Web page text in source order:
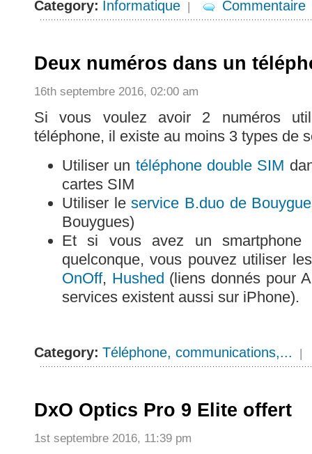
Category: Informatique | Commentaire
Deux numéros dans un
16th septembre 2016, 02:00 am
Si vous voulez avoir 2 numéros
téléphone, il existe au moins 3 types de
Utiliser un téléphone double SIM
cartes SIM
Utiliser leservice B.duo de
Bouygues)
Et si vous avez un smartphone
quelconque, vous pouvez utiliser
OnOff, Hushed (liens donnés pour
services existent aussi sur iPhone).
Category: Téléphone, communications,... |
DxO Optics Pro 9 Elite offert
1st septembre 2016, 11:39 pm